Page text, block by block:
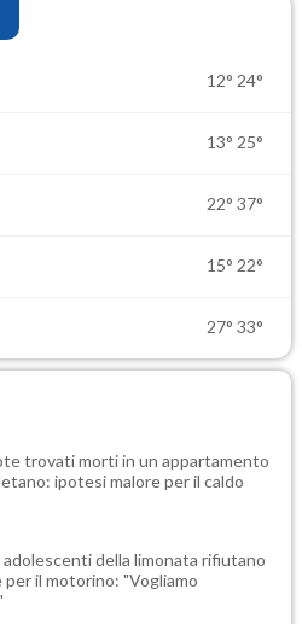
12° 24°
13° 25°
22° 37°
15° 22°
27° 33°
trovati morti in un appartamento
ipotesi malore per il caldo
adolescenti della limonata rifiutano
il motorino: "Vogliamo